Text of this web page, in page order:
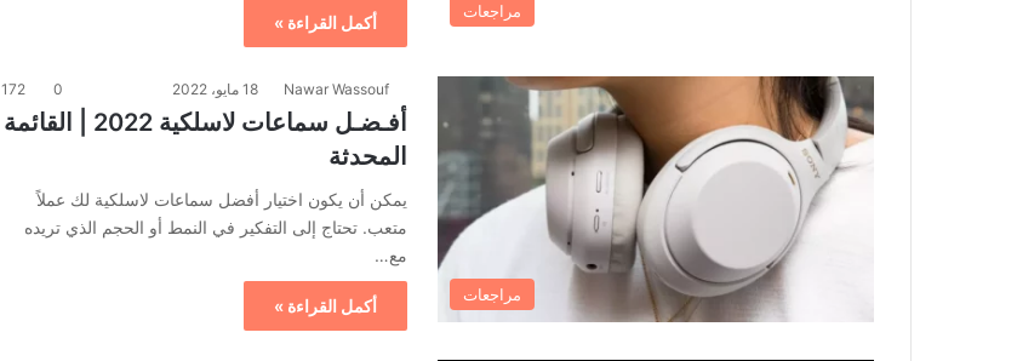
مراجعات
أكمل القراءة »
مراجعات
Nawar Wassouf 18 مايو، 2022 0
172
أفـضـل سماعات لاسلكية 2022 | القائمة
المحدثة
يمكن أن يكون اختيار أفضل سماعات لاسلكية لك عملاً
متعب. تحتاج إلى التفكير في النمط أو الحجم الذي تريده
مع…
أكمل القراءة »